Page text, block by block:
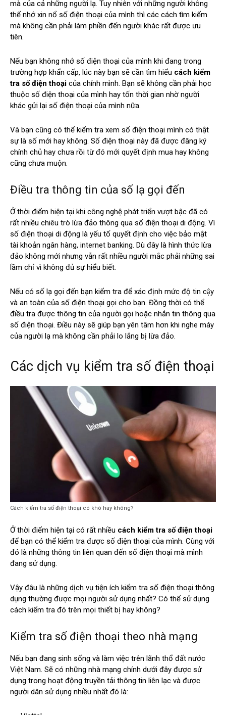
mà của cả những người lạ. Tuy nhiên với những người không
thể nhớ xin nổ số điện thoại của mình thì các cách tìm kiếm
mà không cần phải làm phiền đến người khác rất được ưu
tiên.
Nếu bạn không nhớ số điện thoại của mình khi đang trong
trường hợp khẩn cấp, lúc này bạn sẽ cần tìm hiểu cách kiểm
tra số điện thoại của chính mình. Bạn sẽ không cần phải học
thuộc số điện thoại của mình hay tốn thời gian nhờ người
khác gửi lại số điện thoại của mình nữa.
Và bạn cũng có thể kiểm tra xem số điện thoại mình có thật
sự là số mới hay không. Số điện thoại này đã được đăng ký
chính chủ hay chưa rồi từ đó mới quyết định mua hay không
cũng chưa muộn.
Điều tra thông tin của số lạ gọi đến
Ở thời điểm hiện tại khi công nghệ phát triển vượt bậc đã có
rất nhiều chiêu trò lừa đảo thông qua số điện thoại di động. Vì
số điện thoại di động là yếu tố quyết định cho việc bảo mật
tài khoản ngân hàng, internet banking. Dù đây là hình thức lừa
đảo không mới nhưng vẫn rất nhiều người mắc phải những sai
lầm chỉ vì không đủ sự hiểu biết.
Nếu có số lạ gọi đến bạn kiểm tra để xác định mức độ tin cậy
và an toàn của số điện thoại gọi cho bạn. Đồng thời có thể
điều tra được thông tin của người gọi hoặc nhắn tin thông qua
số điện thoại. Điều này sẽ giúp bạn yên tâm hơn khi nghe máy
của người lạ mà không cần phải lo lắng bị lừa đảo.
Các dịch vụ kiểm tra số điện thoại
Cách kiểm tra số điện thoại có khó hay không?
Ở thời điểm hiện tại có rất nhiều cách kiểm tra số điện thoại
để bạn có thể kiểm tra được số điện thoại của mình. Cùng với
đó là những thông tin liên quan đến số điện thoại mà mình
đang sử dụng.
Vậy đâu là những dịch vụ tiện ích kiểm tra số điện thoại thông
dụng thường được mọi người sử dụng nhất? Có thể sử dụng
cách kiểm tra đó trên mọi thiết bị hay không?
Kiểm tra số điện thoại theo nhà mạng
Nếu bạn đang sinh sống và làm việc trên lãnh thổ đất nước
Việt Nam. Sẽ có những nhà mạng chính dưới đây được sử
dụng trong hoạt động truyền tải thông tin liên lạc và được
người dân sử dụng nhiều nhất đó là: